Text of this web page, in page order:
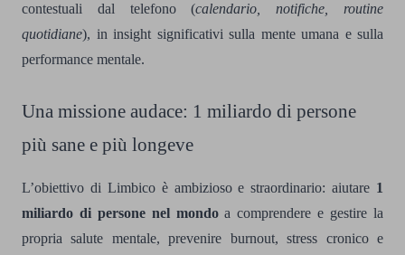
contestuali dal telefono (calendario, notifiche, routine
quotidiane), in insight significativi sulla mente umana e sulla
performance mentale.
Una missione audace: 1 miliardo di persone
più sane e più longeve
L’obiettivo di Limbico è ambizioso e straordinario: aiutare 1
miliardo di persone nel mondoa comprendere e gestire la
propria salute mentale, prevenire burnout, stress cronico e